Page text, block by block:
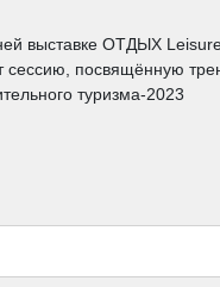
выставке ОТДЫХ
сессию, посвящённую
туризма-2023